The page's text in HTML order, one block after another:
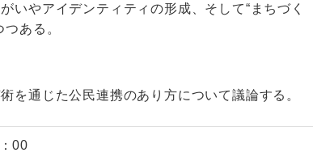
いやアイデンティティの形成、そして“まちづく
ある。
を通じた公民連携のあり方について議論する。
00